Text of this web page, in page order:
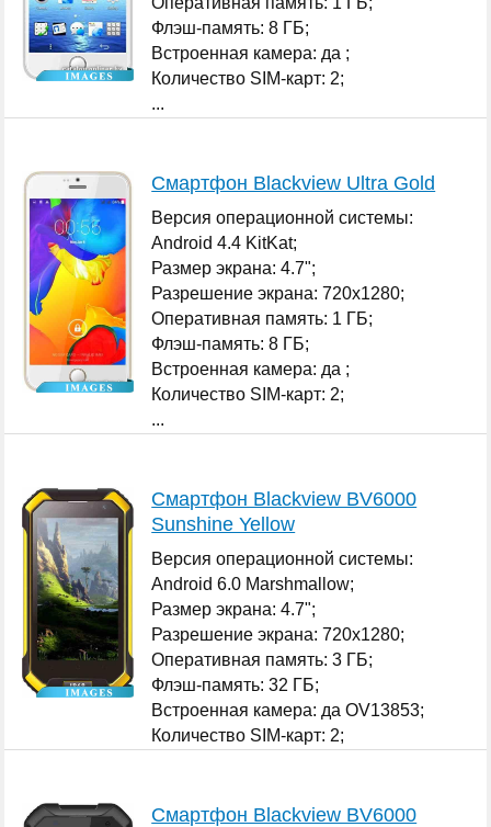
Флэш-память: 8 ГБ;
Встроенная камера: да ;
Количество SIM-карт: 2;
...
Смартфон Blackview Ultra Gold
Версия операционной системы:
Android 4.4 KitKat;
Размер экрана: 4.7";
Разрешение экрана: 720x1280;
Оперативная память: 1 ГБ;
Флэш-память: 8 ГБ;
Встроенная камера: да ;
Количество SIM-карт: 2;
...
Смартфон Blackview BV6000
Sunshine Yellow
Версия операционной системы:
Android 6.0 Marshmallow;
Размер экрана: 4.7";
Разрешение экрана: 720x1280;
Оперативная память: 3 ГБ;
Флэш-память: 32 ГБ;
Встроенная камера: да OV13853;
Количество SIM-карт: 2;
Смартфон Blackview BV6000